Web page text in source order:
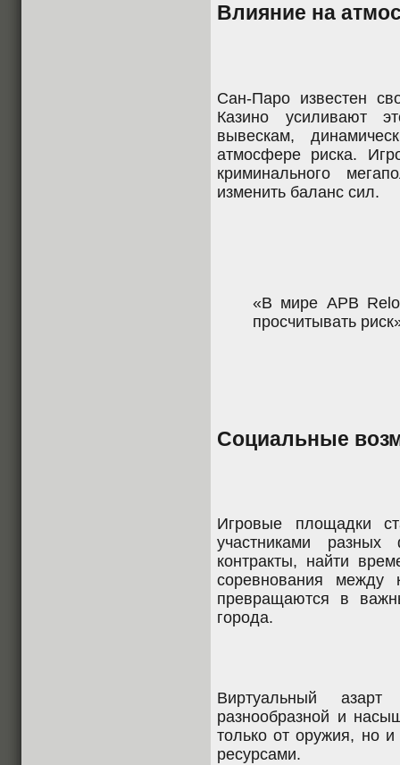
Влияние на
Сан-Паро известен
Казино усиливают
вывескам,
атмосфере риска.
криминального
изменить баланс сил.
«В мире APB
просчитывать
Социальные
Игровые площадки
участниками
контракты, найти
соревнования между
превращаются в
города.
Виртуальный
разнообразной и
только от оружия, но и
ресурсами.